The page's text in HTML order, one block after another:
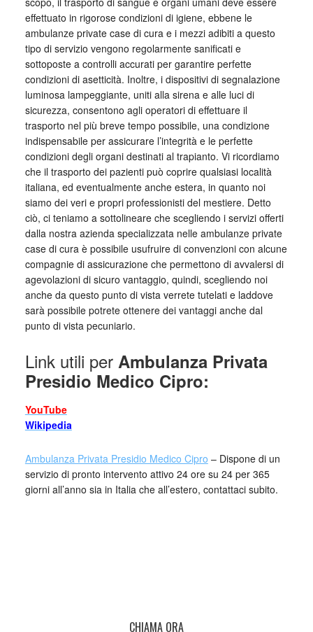
effettuato in rigorose condizioni di igiene, ebbene le
ambulanze private case di cura e i mezzi adibiti a questo
tipo di servizio vengono regolarmente sanificati e
sottoposte a controlli accurati per garantire perfette
condizioni di asetticità. Inoltre, i dispositivi di segnalazione
luminosa lampeggiante, uniti alla sirena e alle luci di
sicurezza, consentono agli operatori di effettuare il
trasporto nel più breve tempo possibile, una condizione
indispensabile per assicurare l’integrità e le perfette
condizioni degli organi destinati al trapianto. Vi ricordiamo
che il trasporto dei pazienti può coprire qualsiasi località
italiana, ed eventualmente anche estera, in quanto noi
siamo dei veri e propri professionisti del mestiere. Detto
ciò, ci teniamo a sottolineare che scegliendo i servizi offerti
dalla nostra azienda specializzata nelle ambulanze private
case di cura è possibile usufruire di convenzioni con alcune
compagnie di assicurazione che permettono di avvalersi di
agevolazioni di sicuro vantaggio, quindi, scegliendo noi
anche da questo punto di vista verrete tutelati e laddove
sarà possibile potrete ottenere dei vantaggi anche dal
punto di vista pecuniario.
Link utili per Ambulanza Privata
Presidio Medico Cipro:
YouTube
Wikipedia
Ambulanza Privata Presidio Medico Cipro – Dispone di un
servizio di pronto intervento attivo 24 ore su 24 per 365
giorni all’anno sia in Italia che all’estero, contattaci subito.
CHIAMA ORA